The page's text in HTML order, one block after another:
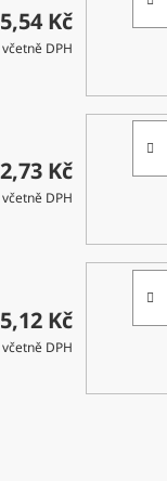
Kč
DPH
Kč
DPH
Kč
DPH